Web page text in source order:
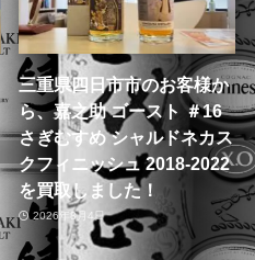
三重県四日市市のお客様か
ら、嘉之助 ゴースト ＃16
さぎむすめ シャルドネカス
クフィニッシュ 2018-2022
を買取しました！
2026年8月4日